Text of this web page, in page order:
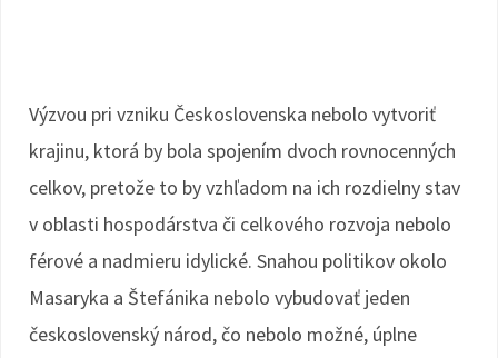
Výzvou pri vzniku Československa nebolo vytvoriť
krajinu, ktorá by bola spojením dvoch rovnocenných
celkov, pretože to by vzhľadom na ich rozdielny stav
v oblasti hospodárstva či celkového rozvoja nebolo
férové a nadmieru idylické. Snahou politikov okolo
Masaryka a Štefánika nebolo vybudovať jeden
československý národ, čo nebolo možné, úplne